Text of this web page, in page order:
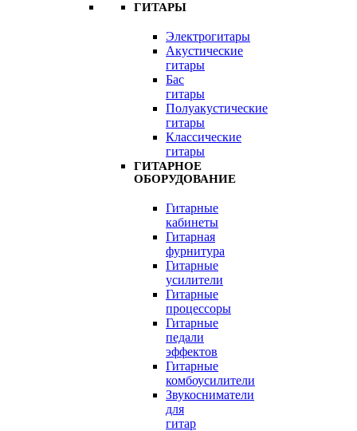
ГИТАРЫ
Электрогитары
Акустические
гитары
Бас
гитары
Полуакустические
гитары
Классические
гитары
ГИТАРНОЕ
ОБОРУДОВАНИЕ
Гитарные
кабинеты
Гитарная
фурнитура
Гитарные
усилители
Гитарные
процессоры
Гитарные
педали
эффектов
Гитарные
комбоусилители
Звукосниматели
для
гитар